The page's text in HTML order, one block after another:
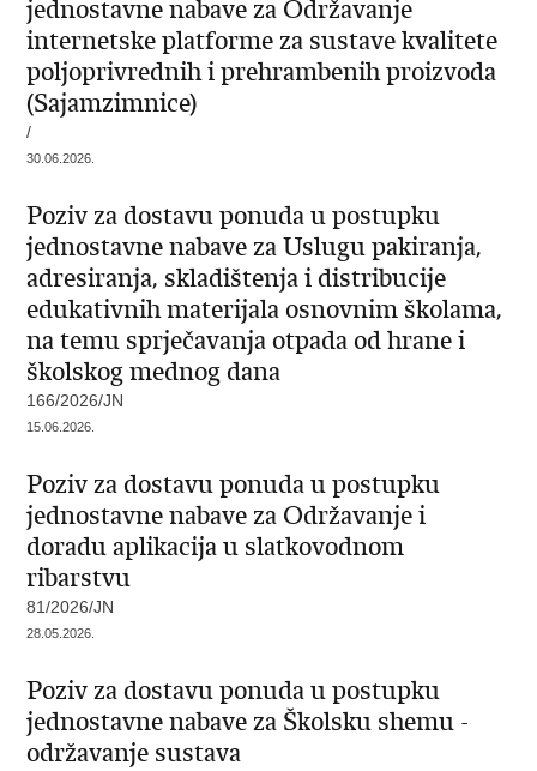
jednostavne nabave za Održavanje
internetske platforme za sustave kvalitete
poljoprivrednih i prehrambenih proizvoda
(Sajamzimnice)
/
30.06.2026.
Poziv za dostavu ponuda u postupku
jednostavne nabave za Uslugu pakiranja,
adresiranja, skladištenja i distribucije
edukativnih materijala osnovnim školama,
na temu sprječavanja otpada od hrane i
školskog mednog dana
166/2026/JN
15.06.2026.
Poziv za dostavu ponuda u postupku
jednostavne nabave za Održavanje i
doradu aplikacija u slatkovodnom
ribarstvu
81/2026/JN
28.05.2026.
Poziv za dostavu ponuda u postupku
jednostavne nabave za Školsku shemu -
održavanje sustava